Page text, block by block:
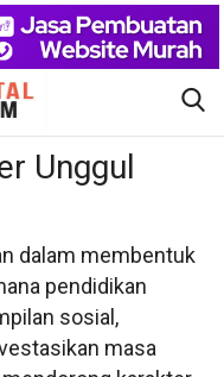
Unggul
dalam membentuk
pendidikan
sosial,
masa